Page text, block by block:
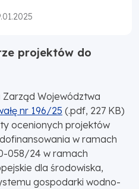
projektów do
Zarząd Województwa
nr 196/25 (.pdf, 227 KB)
ocenionych projektów
w ramach
058/24 w ramach
dla środowiska,
gospodarki wodno-